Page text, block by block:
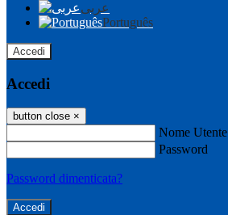
عربى
Português
Accedi
Accedi
button close ×
Nome Utente
Password
Password dimenticata?